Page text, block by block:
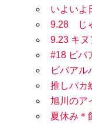
いよいよ
9.28 じ
9.23 キヌ
#18 ビバ
ビバア
推しパカ
旭川のア
夏休み＊